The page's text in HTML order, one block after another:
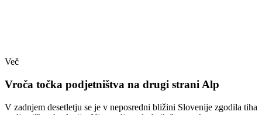
Več
Vroča točka podjetništva na drugi strani Alp
V zadnjem desetletju se je v neposredni bližini Slovenije zgodila tiha